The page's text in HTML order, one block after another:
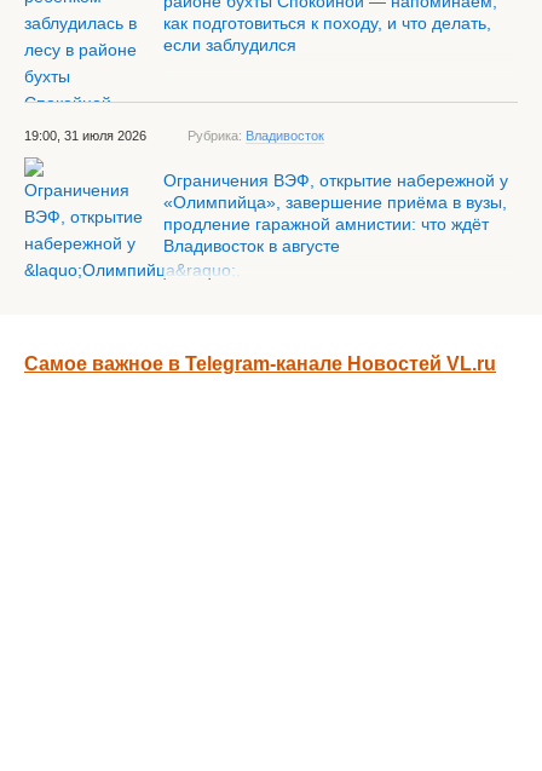
как подготовиться к походу, и что делать,
если заблудился
19:00, 31 июля 2026 Рубрика: Владивосток
Ограничения ВЭФ, открытие набережной у
«Олимпийца», завершение приёма в вузы,
продление гаражной амнистии: что ждёт
Владивосток в августе
Самое важное в Telegram-канале Новостей VL.ru